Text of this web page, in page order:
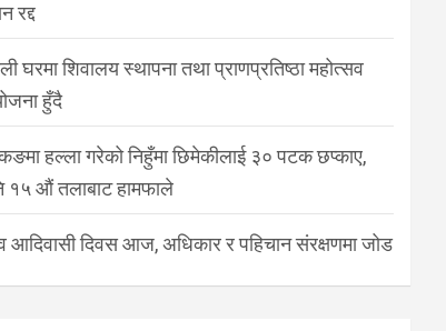
रद्द
घरमा शिवालय स्थापना तथा प्राणप्रतिष्ठा महोत्सव
हुँदै
हल्ला गरेको निहुँमा छिमेकीलाई ३० पटक छप्काए,
१५ औं तलाबाट हामफाले
आदिवासी दिवस आज, अधिकार र पहिचान संरक्षणमा जोड